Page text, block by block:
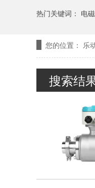
热门关键词： 电
您的位置： 乐
搜索结